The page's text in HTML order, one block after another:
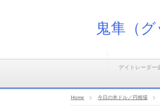
鬼隼（グ
デイトレーダー
Home 今日の米ドル／円相場